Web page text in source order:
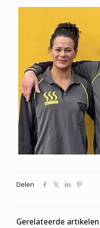
Delen
Gerelateerde artikelen